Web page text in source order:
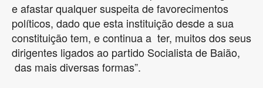
e afastar qualquer suspeita de favorecimentos
políticos, dado que esta instituição desde a sua
constituição tem, e continua a ter, muitos dos seus
dirigentes ligados ao partido Socialista de Baião,
das mais diversas formas”.